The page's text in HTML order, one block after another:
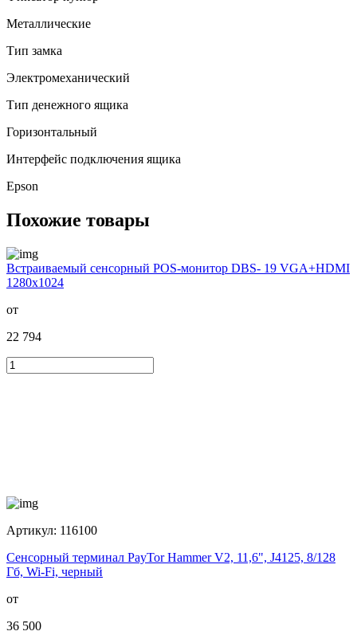
Металлические
Тип замка
Электромеханический
Тип денежного ящика
Горизонтальный
Интерфейс подключения ящика
Epson
Похожие товары
Встраиваемый сенсорный POS-монитор DBS- 19 VGA+HDMI
1280x1024
от
22 794
Артикул: 116100
Сенсорный терминал PayTor Hammer V2, 11,6", J4125, 8/128
Гб, Wi-Fi, черный
от
36 500